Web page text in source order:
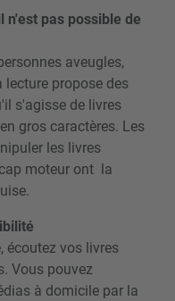
n'est pas possible de
aveugles,
propose des
s'agisse de livres
gros caractères. Les
les livres
moteur ont la
écoutez vos livres
Vous pouvez
à domicile par la